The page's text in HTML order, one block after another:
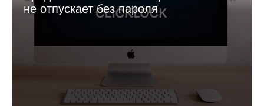
не отпускает без пароля